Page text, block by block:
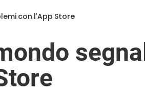
con l’App Store